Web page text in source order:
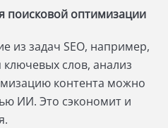
поисковой оптимизации
из задач SEO, например,
слов, анализ
контента можно
ИИ. Это сэкономит и